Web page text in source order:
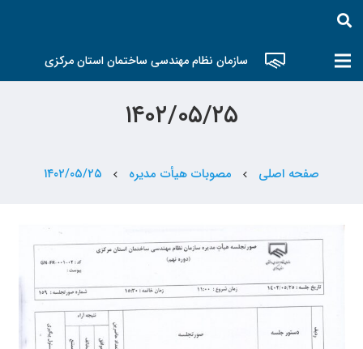
سازمان نظام مهندسی ساختمان استان مرکزی
۱۴۰۲/۰۵/۲۵
صفحه اصلی chevron_left مصوبات هیأت مدیره chevron_left ۱۴۰۲/۰۵/۲۵